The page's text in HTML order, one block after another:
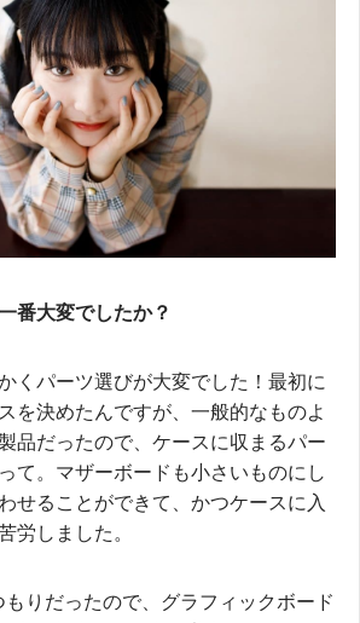
大変でしたか？
くパーツ選びが大変でした！最初に
を決めたんですが、一般的なものよ
品だったので、ケースに収まるパー
て。マザーボードも小さいものにし
せることができて、かつケースに入
労しました。
りだったので、グラフィックボード